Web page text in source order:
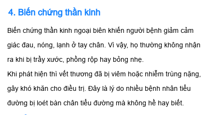
4. Biến chứng thần kinh
Biến chứng thần kinh ngoại biên khiến người bệnh giảm cảm
giác đau, nóng, lạnh ở tay chân. Vì vậy, họ thường không nhận
ra khi bị trầy xước, phồng rộp hay bỏng nhẹ.
Khi phát hiện thì vết thương đã bị viêm hoặc nhiễm trùng nặng,
gây khó khăn cho điều trị. Đây là lý do nhiều bệnh nhân tiểu
đường bị loét bàn chân tiểu đường mà không hề hay biết.